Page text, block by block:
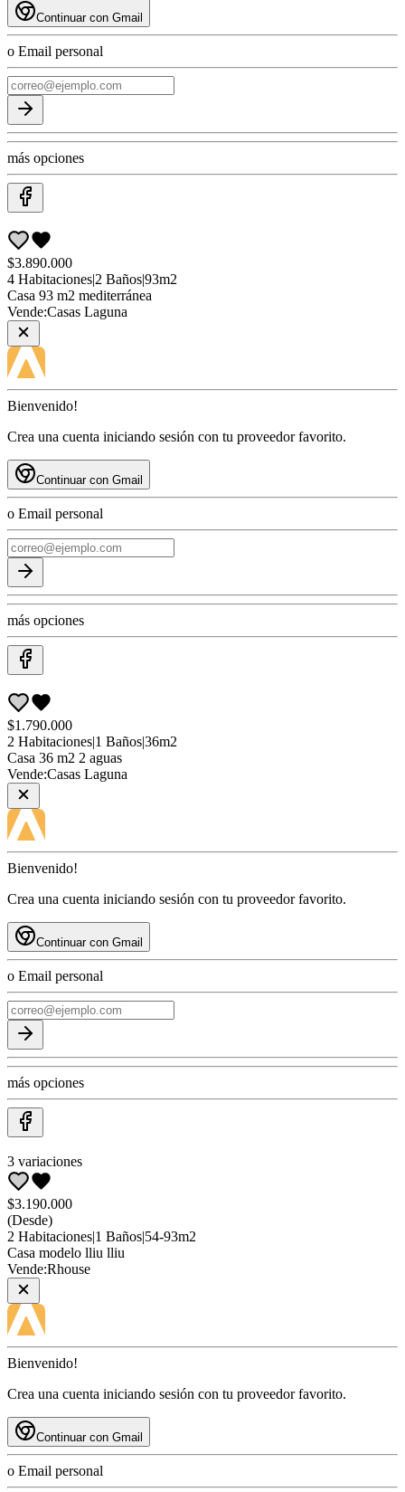
Continuar con Gmail
o Email personal
más opciones
$3.890.000
4 Habitaciones|2 Baños|93m2
Casa 93 m2 mediterránea
Vende:Casas Laguna
Bienvenido!
Crea una cuenta iniciando sesión con tu proveedor favorito.
Continuar con Gmail
o Email personal
más opciones
$1.790.000
2 Habitaciones|1 Baños|36m2
Casa 36 m2 2 aguas
Vende:Casas Laguna
Bienvenido!
Crea una cuenta iniciando sesión con tu proveedor favorito.
Continuar con Gmail
o Email personal
más opciones
3 variaciones
$3.190.000
(Desde)
2 Habitaciones|1 Baños|54-93m2
Casa modelo lliu lliu
Vende:Rhouse
Bienvenido!
Crea una cuenta iniciando sesión con tu proveedor favorito.
Continuar con Gmail
o Email personal